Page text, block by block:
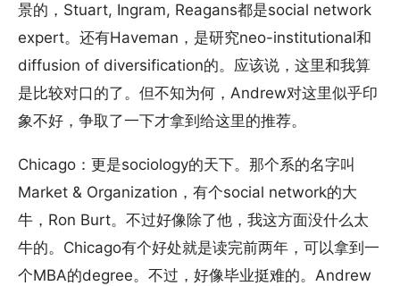
景的，Stuart, Ingram, Reagans都是social network
expert。还有Haveman，是研究neo-institutional和
diffusion of diversification的。应该说，这里和我算
是比较对口的了。但不知为何，Andrew对这里似乎印
象不好，争取了一下才拿到给这里的推荐。
Chicago：更是sociology的天下。那个系的名字叫
Market & Organization，有个social network的大
牛，Ron Burt。不过好像除了他，我这方面没什么太
牛的。Chicago有个好处就是读完前两年，可以拿到一
个MBA的degree。不过，好像毕业挺难的。Andrew